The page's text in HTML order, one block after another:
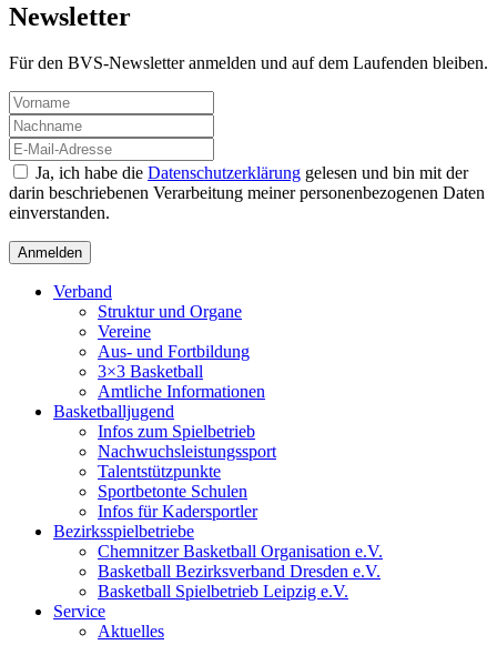
Newsletter
Für den BVS-Newsletter anmelden und auf dem Laufenden bleiben.
Ja, ich habe die Datenschutzerklärung gelesen und bin mit der
darin beschriebenen Verarbeitung meiner personenbezogenen Daten
einverstanden.
Verband
Struktur und Organe
Vereine
Aus- und Fortbildung
3×3 Basketball
Amtliche Informationen
Basketballjugend
Infos zum Spielbetrieb
Nachwuchsleistungssport
Talentstützpunkte
Sportbetonte Schulen
Infos für Kadersportler
Bezirksspielbetriebe
Chemnitzer Basketball Organisation e.V.
Basketball Bezirksverband Dresden e.V.
Basketball Spielbetrieb Leipzig e.V.
Service
Aktuelles